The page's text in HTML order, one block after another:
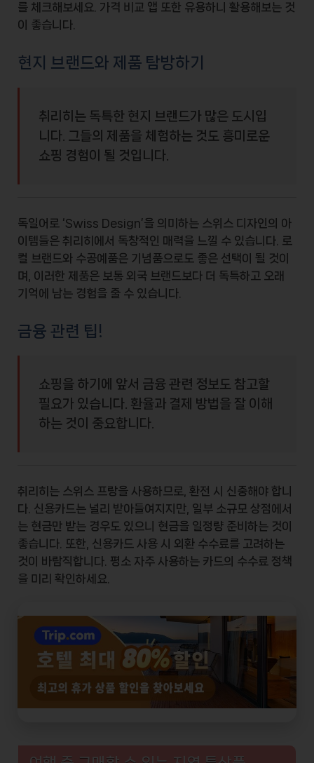
를 체크해보세요. 가격 비교 앱 또한 유용하니 활용해보는 것
이 좋습니다.
현지 브랜드와 제품 탐방하기
취리히는 독특한 현지 브랜드가 많은 도시입
니다. 그들의 제품을 체험하는 것도 흥미로운
쇼핑 경험이 될 것입니다.
독일어로 ‘Swiss Design’을 의미하는 스위스 디자인 의 아
이템들은 취리히에서 독창적인 매력을 느낄 수 있습니다. 로
컬 브랜드와 수공예품은 기념품으로도 좋은 선택이 될 것이
며, 이러한 제품은 보통 외국 브랜드보다 더 독특하고 오래
기억에 남는 경험을 줄 수 있습니다.
금융 관련 팁!
쇼핑을 하기에 앞서 금융 관련 정보도 참고할
필요가 있습니다. 환율과 결제 방법을 잘 이해
하는 것이 중요합니다.
취리히는 스위스 프랑을 사용하므로, 환전 시 신중해야 합니
다. 신용카드는 널리 받아들여지지만, 일부 소규모 상점에서
는 현금만 받는 경우도 있으니 현금을 일정량 준비하는 것이
좋습니다. 또한, 신용카드 사용 시 외환 수수료를 고려하는
것이 바람직합니다. 평소 자주 사용하는 카드의 수수료 정책
을 미리 확인하세요.